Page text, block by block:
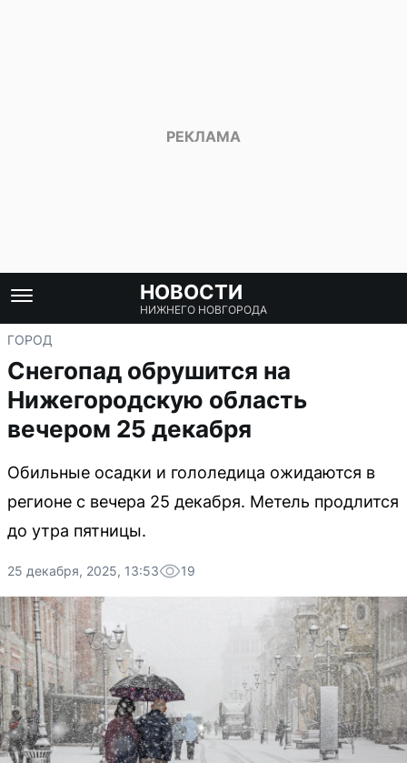
НОВОСТИ
НИЖНЕГО НОВГОРОДА
ГОРОД
Снегопад обрушится на
Нижегородскую область
вечером 25 декабря
Обильные осадки и гололедица ожидаются в
регионе с вечера 25 декабря. Метель продлится
до утра пятницы.
25 декабря, 2025, 13:53 19